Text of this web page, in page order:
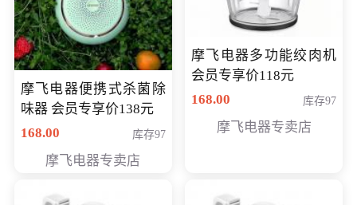
摩飞电器便携式杀菌除
味器 会员专享价138元
168.00
库存97
摩飞电器专卖店
摩飞电器多功能绞肉机
会员专享价118元
168.00
库存97
摩飞电器专卖店